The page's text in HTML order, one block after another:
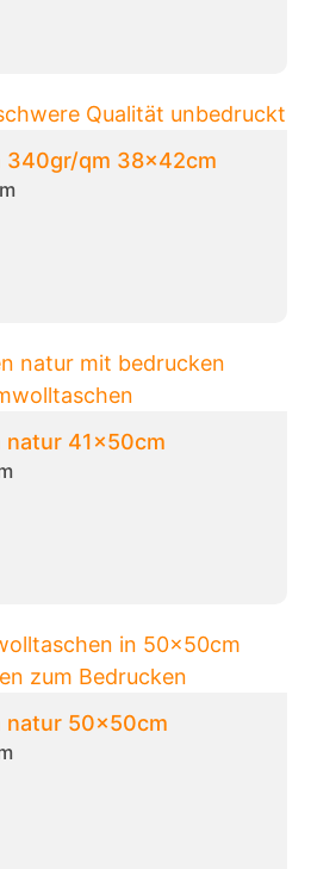
340gr/qm 38x42cm
natur 41x50cm
natur 50x50cm